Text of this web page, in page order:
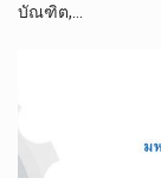
บัณฑิต,…